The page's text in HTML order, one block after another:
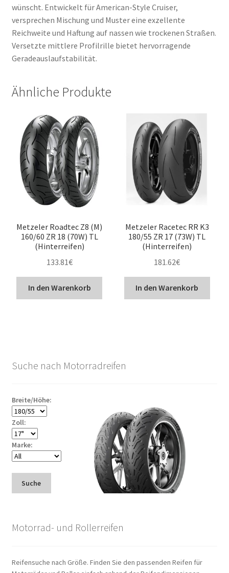
wünscht. Entwickelt für American-Style Cruiser,
versprechen Mischung und Muster eine exzellente
Reichweite und Haftung auf nassen wie trockenen Straßen.
Versetzte mittlere Profilrille bietet hervorragende
Geradeauslaufstabilität.
Ähnliche Produkte
Metzeler Roadtec Z8 (M)
160/60 ZR 18 (70W) TL
(Hinterreifen)
133.81€
In den Warenkorb
Metzeler Racetec RR K3
180/55 ZR 17 (73W) TL
(Hinterreifen)
181.62€
In den Warenkorb
Suche nach Motorradreifen
Breite/Höhe:
Zoll:
Marke:
Suche
Motorrad- und Rollerreifen
Reifensuche nach Größe. Finden Sie den passenden Reifen für